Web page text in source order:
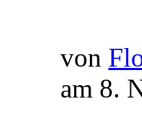
von
am 8.